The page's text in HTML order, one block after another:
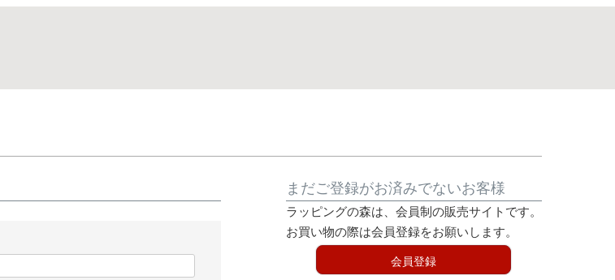
まだご登録がお済みでないお客様
ラッピングの森は、会員制の販売サイトです。
お買い物の際は会員登録をお願いします。
会員登録